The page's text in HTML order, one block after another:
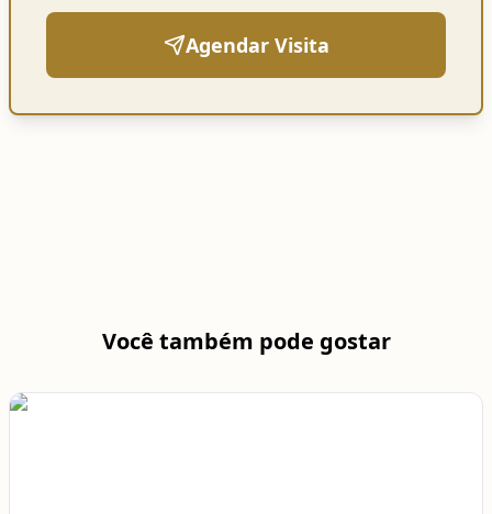
Agendar Visita
Você também pode gostar